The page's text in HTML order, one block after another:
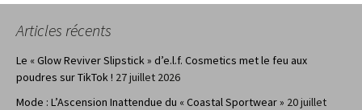
Articles récents
Le « Glow Reviver Slipstick » d’e.l.f. Cosmetics met le feu aux
poudres sur TikTok ! 27 juillet 2026
Mode : L’Ascension Inattendue du « Coastal Sportwear » 20 juillet